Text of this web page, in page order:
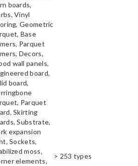
boards,
Vinyl
Geometric
Base
Parquet
Decors,
wall panels,
board,
board,
Parquet
Skirting
Substrate,
expansion
Sockets,
moss,
elements,
> 253 types